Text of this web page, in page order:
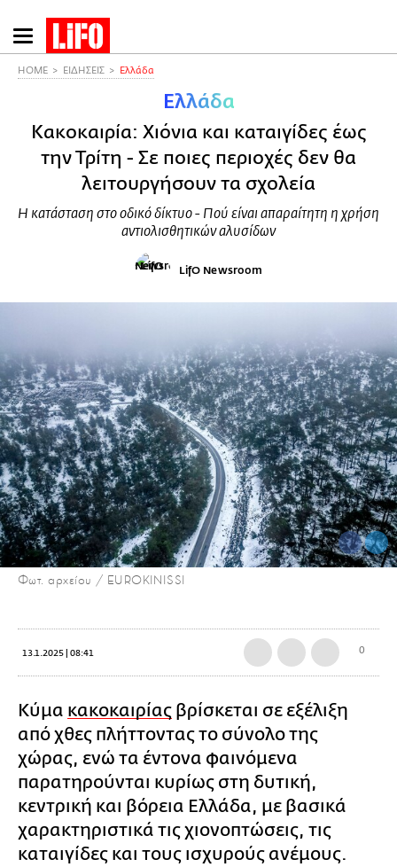
Παράκαμψη
προς
HOME ΕΙΔΗΣΕΙΣ Ελλάδα
Ελλάδα
Κακοκαιρία: Χιόνια και καταιγίδες έως
την Τρίτη - Σε ποιες περιοχές δεν θα
λειτουργήσουν τα σχολεία
Η κατάσταση στο οδικό δίκτυο - Πού είναι απαραίτητη η χρήση
αντιολισθητικών αλυσίδων
LifO Newsroom
Φωτ. αρχείου / EUROKINISSI
13.1.2025 | 08:41 0
Κύμα κακοκαιρίας βρίσκεται σε εξέλιξη
από χθες πλήττοντας το σύνολο της
χώρας, ενώ τα έντονα φαινόμενα
παρατηρούνται κυρίως στη δυτική,
κεντρική και βόρεια Ελλάδα, με βασικά
χαρακτηριστικά τις χιονοπτώσεις, τις
καταιγίδες και τους ισχυρούς ανέμους.